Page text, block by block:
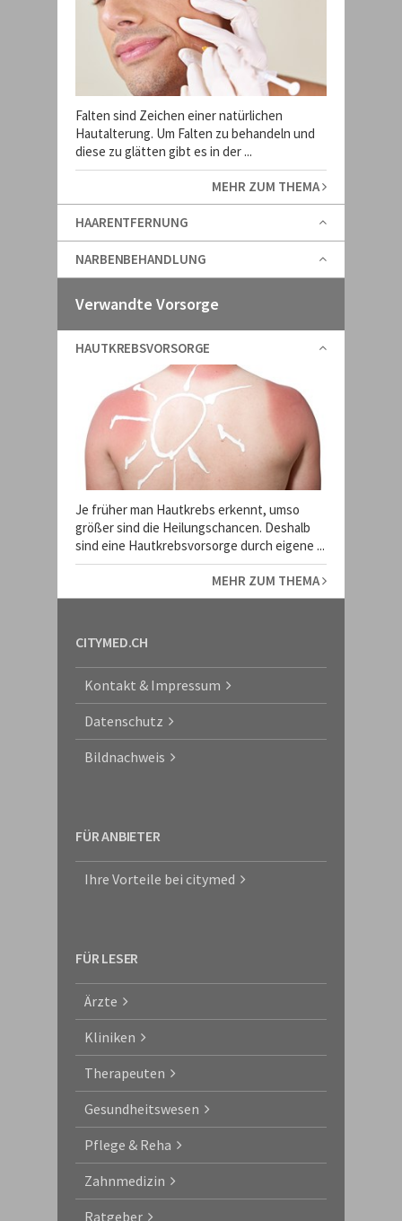
Falten sind Zeichen einer natürlichen
Hautalterung. Um Falten zu behandeln und
diese zu glätten gibt es in der ...
MEHR ZUM THEMA
HAARENTFERNUNG
NARBENBEHANDLUNG
Verwandte Vorsorge
HAUTKREBSVORSORGE
Je früher man Hautkrebs erkennt, umso
größer sind die Heilungschancen. Deshalb
sind eine Hautkrebsvorsorge durch eigene ...
MEHR ZUM THEMA
CITYMED.CH
Kontakt & Impressum
Datenschutz
Bildnachweis
FÜR ANBIETER
Ihre Vorteile bei citymed
FÜR LESER
Ärzte
Kliniken
Therapeuten
Gesundheitswesen
Pflege & Reha
Zahnmedizin
Ratgeber